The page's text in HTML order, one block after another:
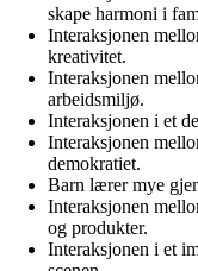
skape harmoni i
Interaksjonen
kreativitet.
Interaksjonen
arbeidsmiljø.
Interaksjonen i et
Interaksjonen
demokratiet.
Barn lærer mye
Interaksjonen
og produkter.
Interaksjonen i et